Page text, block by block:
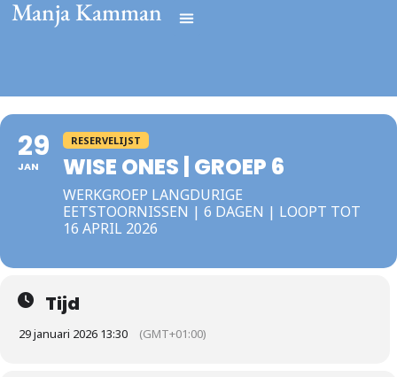
Manja Kamman
29
JAN
RESERVELIJST
WISE ONES | GROEP 6
WERKGROEP LANGDURIGE
EETSTOORNISSEN | 6 DAGEN | LOOPT TOT
16 APRIL 2026
Tijd
29 januari 2026 13:30 (GMT+01:00)